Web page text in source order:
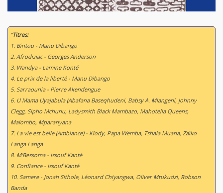
“Titres:
1. Bintou - Manu Dibango
2. Afrodiziac - Georges Anderson
3. Wandya - Lamine Konté
4. Le prix de la liberté - Manu Dibango
5. Sarraounia - Pierre Akendengue
6. U Mama Uyajabula (Abafana Baseqhudeni, Babsy A. Mlangeni, Johnny
Clegg, Sipho Mchunu, Ladysmith Black Mambazo, Mahotella Queens,
Malombo, Mparanyana
7. La vie est belle (Ambiance) - Klody, Papa Wemba, Tshala Muana, Zaïko
Langa Langa
8. M'Bessoma - Issouf Kanté
9. Confiance - Issouf Kanté
10. Samere - Jonah Sithole, Léonard Chiyangwa, Oliver Mtukudzi, Robson
Banda